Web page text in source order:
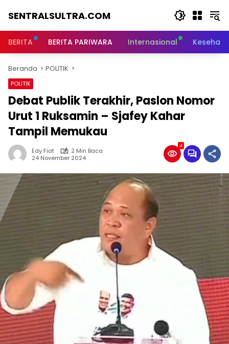
SENTRALSULTRA.COM
BERITA BERITA PARIWARA Internasional
Beranda POLITIK
POLITIK
Debat Publik Terakhir, Paslon Nomor
Urut 1 Ruksamin – Sjafey Kahar
Tampil Memukau
Edy Fiat
2 Min Baca
24 November 2024
4